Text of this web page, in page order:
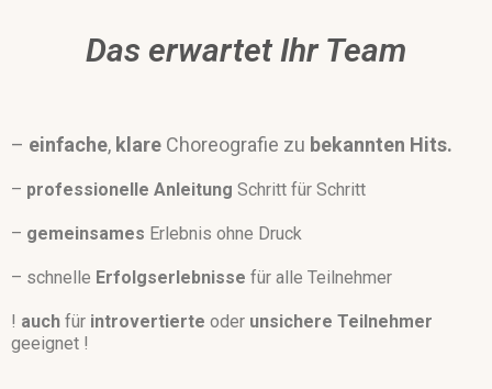
Das erwartet Ihr Team
– einfache, klare Choreografie zu bekannten Hits.
– professionelle Anleitung Schritt für Schritt
– gemeinsames Erlebnis ohne Druck
– schnelle Erfolgserlebnisse für alle Teilnehmer
! auch für introvertierte oder unsichere Teilnehmer
geeignet !